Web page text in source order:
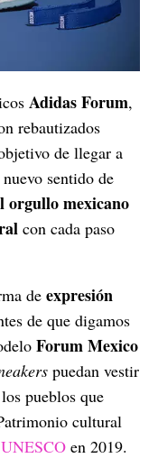
Adidas Forum,
rebautizados
de llegar a
sentido de
orgullo mexicano
con cada paso
de expresión
de que digamos
Forum Mexico
puedan vestir
pueblos que
cultural
UNESCO en 2019.